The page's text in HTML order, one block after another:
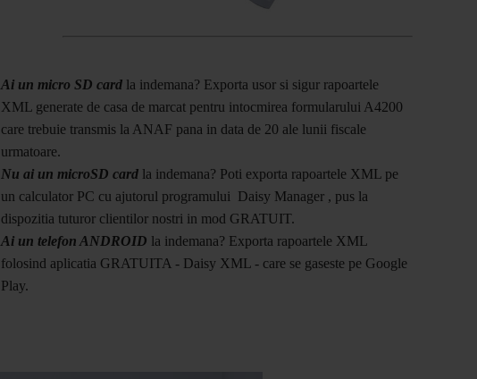
Ai un micro SD card la indemana? Exporta usor si sigur rapoartele
XML generate de casa de marcat pentru intocmirea formularului A4200
care trebuie transmis la ANAF pana in data de 20 ale lunii fiscale
urmatoare.
Nu ai un microSD card la indemana? Poti exporta rapoartele XML pe
un calculator PC cu ajutorul programului Daisy Manager , pus la
dispozitia tuturor clientilor nostri in mod GRATUIT.
Ai un telefon ANDROID la indemana? Exporta rapoartele XML
folosind aplicatia GRATUITA - Daisy XML - care se gaseste pe Google
Play.